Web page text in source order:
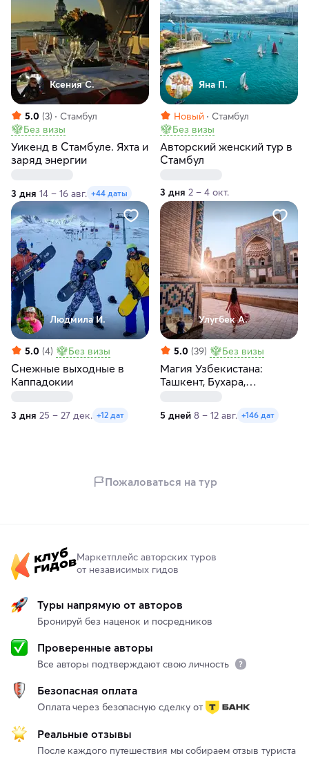
Ксения С.
5.0 (3)
Стамбул
Без визы
Уикенд в Стамбуле. Яхта и
заряд энергии
3 дня 14 – 16 авг. +44 даты
Яна П.
Новый
Стамбул
Без визы
Авторский женский тур в
Стамбул
3 дня 2 – 4 окт.
Людмила И.
5.0 (4) Без визы
Снежные выходные в
Каппадокии
3 дня 25 – 27 дек. +12 дат
Улугбек А.
5.0 (39) Без визы
Магия Узбекистана:
Ташкент, Бухара,
5 дней 8 – 12 авг. +146 дат
Пожаловаться на тур
Маркетплейс авторских туров
от независимых гидов
Туры напрямую от авторов
Бронируй без наценок и посредников
Проверенные авторы
Все авторы подтверждают свою личность
Безопасная оплата
Оплата через безопасную сделку от
Реальные отзывы
После каждого путешествия мы собираем отзыв туриста